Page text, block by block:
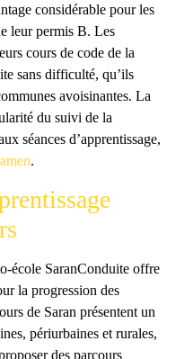
considérable pour les
leur permis B. Les
cours de code de la
sans difficulté, qu’ils
avoisinantes. La
du suivi de la
séances d’apprentissage,
.
école SaranConduite offre
la progression des
de Saran présentent un
périurbaines et rurales,
des parcours